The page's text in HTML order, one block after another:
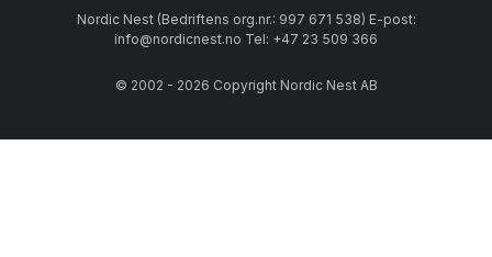
Nordic Nest (Bedriftens org.nr.: 997 671 538) E-post:
info@nordicnest.no Tel: +47 23 509 366
© 2002 - 2026 Copyright Nordic Nest AB